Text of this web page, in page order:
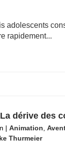
adolescents
rapidement...
dérive des
| Animation
Thurmeier